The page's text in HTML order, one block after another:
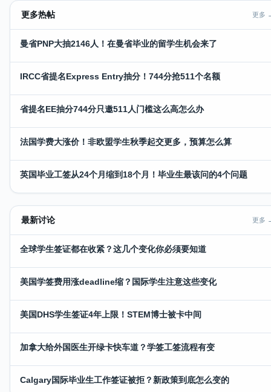
更多热帖 更多
曼省PNP大抽2146人！在曼省毕业的留学生机会来了
IRCC省提名Express Entry抽分！744分抢511个名额
省提名EE抽分744分只邀511人门槛这么高怎么办
法国学费大涨价！非欧盟学生秋季起交更多，预算怎么算
英国毕业工签从24个月缩到18个月！毕业生最该问的4个问题
最新讨论 更多
全球学生签证都在收紧？这几个变化你必须要知道
美国学签费用涨deadline缩？国际学生注意这些变化
美国DHS学生签证4年上限！STEM博士被卡中间
加拿大给外国医生开绿卡快车道？学签工签流程有变
Calgary国际毕业生工作签证被拒？新政策到底怎么变的